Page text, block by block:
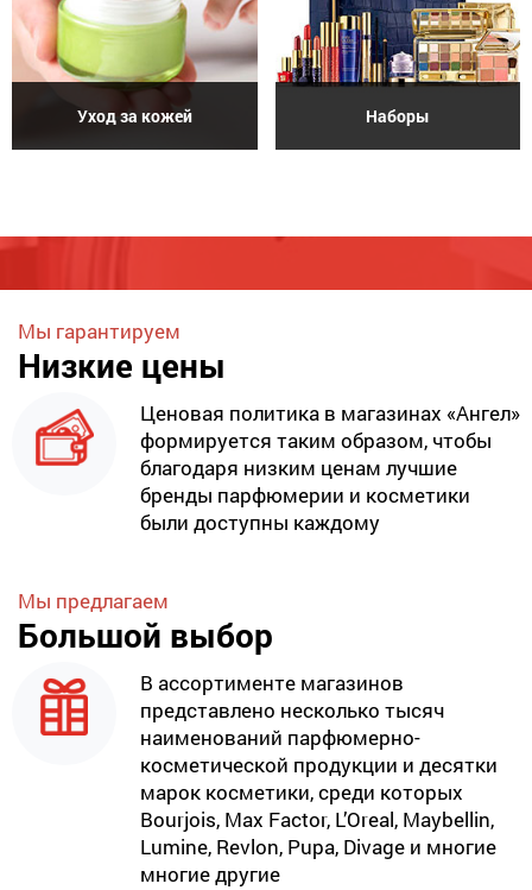
Уход за кожей Наборы
Мы гарантируем
Низкие цены
Ценовая политика в магазинах «Ангел»
формируется таким образом, чтобы
благодаря низким ценам лучшие
бренды парфюмерии и косметики
были доступны каждому
Мы предлагаем
Большой выбор
В ассортименте магазинов
представлено несколько тысяч
наименований парфюмерно-
косметической продукции и десятки
марок косметики, среди которых
Bourjois, Max Factor, L’Oreal, Maybellin,
Lumine, Revlon, Pupa, Divage и многие
многие другие